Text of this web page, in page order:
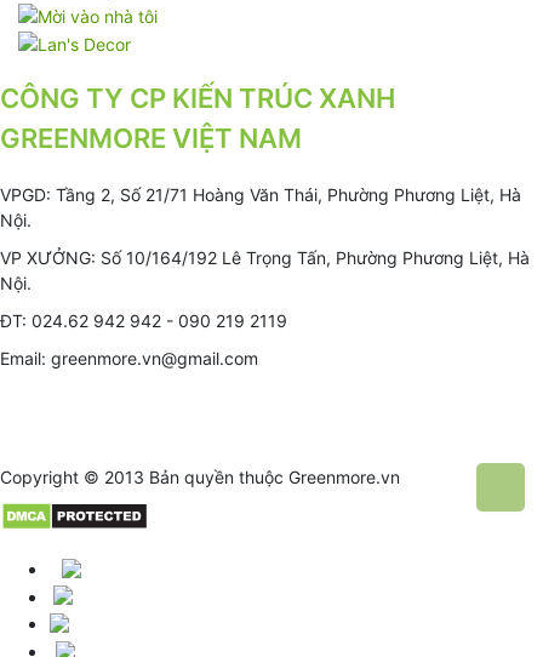
CÔNG TY CP KIẾN TRÚC XANH
GREENMORE VIỆT NAM
VPGD: Tầng 2, Số 21/71 Hoàng Văn Thái, Phường Phương Liệt, Hà
Nội.
VP XƯỞNG: Số 10/164/192 Lê Trọng Tấn, Phường Phương Liệt, Hà
Nội.
ĐT: 024.62 942 942 - 090 219 2119
Email: greenmore.vn@gmail.com
Copyright © 2013 Bản quyền thuộc Greenmore.vn